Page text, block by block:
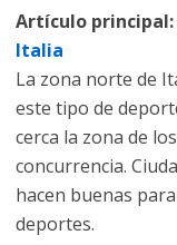
Artículo principal:
Italia
La zona norte de
este tipo de
cerca la zona de
concurrencia.
hacen buenas
deportes.